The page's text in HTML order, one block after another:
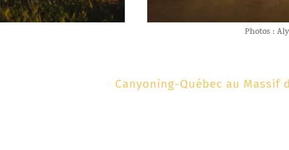
Photos :
Canyoning-Québec au Massif